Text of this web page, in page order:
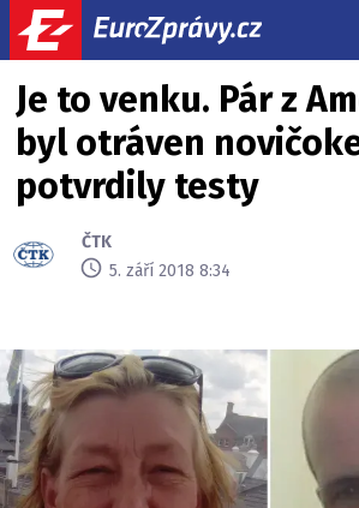
Je to venku. Pár z
byl otráven
potvrdily testy
ČTK
5. září 2018 8:34